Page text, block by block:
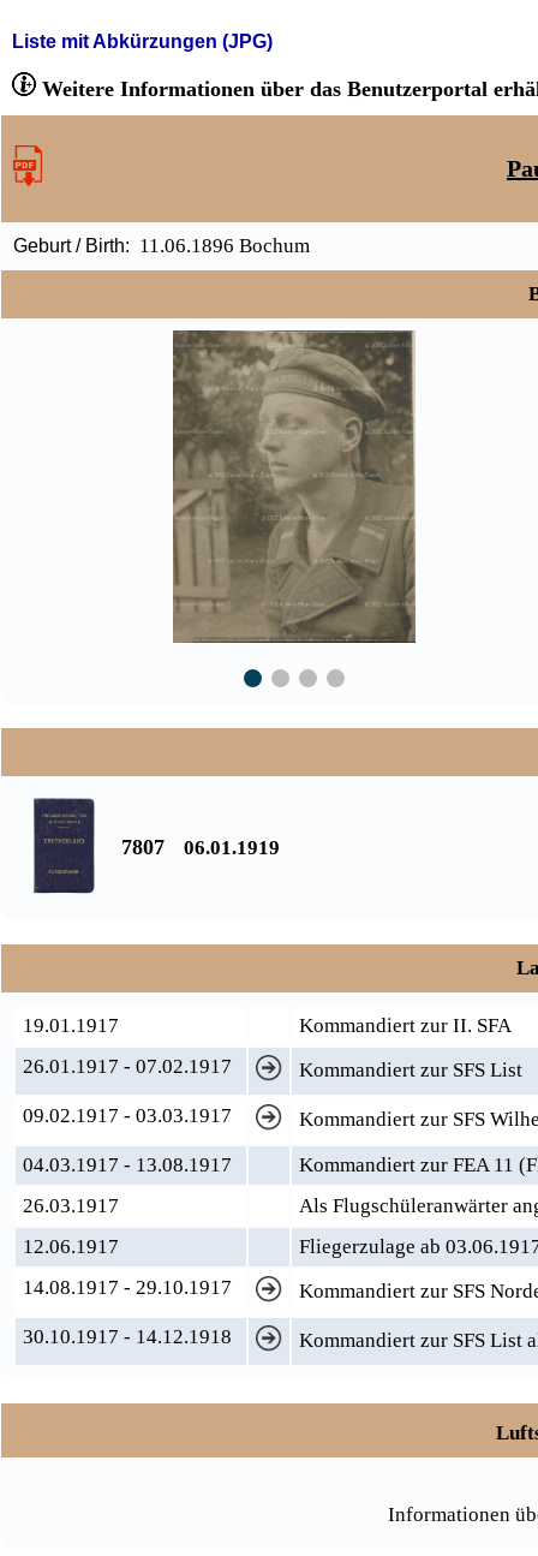
Liste mit Abkürzungen (JPG)
Weitere Informationen über das Benutzerportal
Geburt / Birth: 11.06.1896 Bochum
7807 06.01.1919
19.01.1917
Kommandiert zur II. SFA
26.01.1917 - 07.02.1917
Kommandiert zur SFS List
09.02.1917 - 03.03.1917
Kommandiert zur SFS
04.03.1917 - 13.08.1917
Kommandiert zur FEA 11
26.03.1917
Als Flugschüleranwärter
12.06.1917
Fliegerzulage ab
14.08.1917 - 29.10.1917
Kommandiert zur SFS
30.10.1917 - 14.12.1918
Kommandiert zur SFS List
Informationen